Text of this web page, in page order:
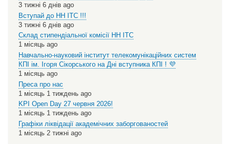
3 тижні 6 днів ago
Вступай до НН ІТС !!!
3 тижні 6 днів ago
Склад стипендіальної комісії НН ІТС
1 місяць ago
Навчально-науковий інститут телекомунікаційних систем
КПІ ім. Ігоря Сікорського на Дні вступника КПІ ! 💜
1 місяць ago
Преса про нас
1 місяць 1 тиждень ago
KPI Open Day 27 червня 2026!
1 місяць 1 тиждень ago
Графіки ліквідації академічних заборгованостей
1 місяць 2 тижні ago